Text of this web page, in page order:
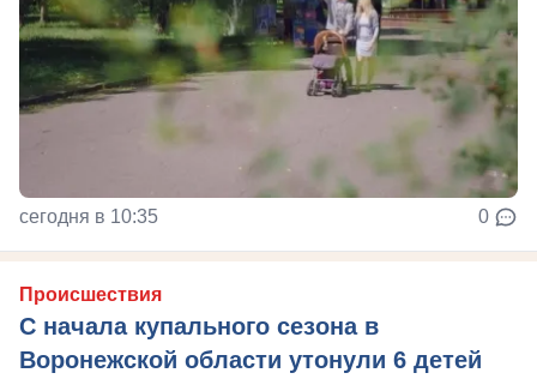
сегодня в 10:35 0
Происшествия
С начала купального сезона в
Воронежской области утонули 6 детей